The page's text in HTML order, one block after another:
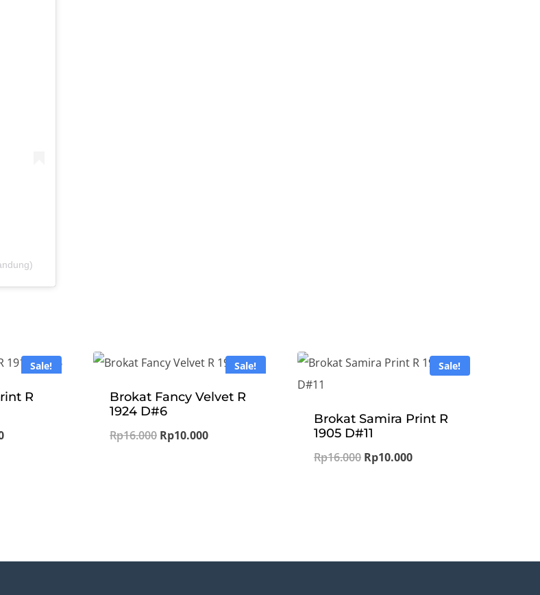
Sale!
R
Current
Sale!
Brokat Fancy Velvet R
1924 D#6
Rp16.000 Original
Rp10.000Current
Sale!
Brokat Samira Print R
1905 D#11
Rp16.000 Original
Rp10.000Current